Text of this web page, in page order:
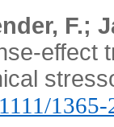
F.;
effect